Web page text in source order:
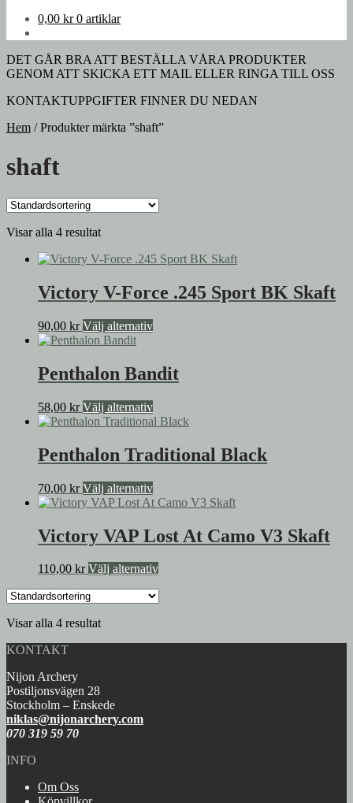
0,00 kr 0 artiklar
DET GÅR BRA ATT BESTÄLLA VÅRA PRODUKTER
GENOM ATT SKICKA ETT MAIL ELLER RINGA TILL OSS
KONTAKTUPPGIFTER FINNER DU NEDAN
Hem /Produkter märkta ”shaft”
shaft
Visar alla 4 resultat
Victory V-Force .245 Sport BK Skaft
90,00 kr Välj alternativDen
har
flera
De
olika
kan
väljas
på
produktsidan
Penthalon Bandit
58,00 kr Välj alternativDen
här
har
flera
De
olika
kan
väljas
på
produktsidan
Penthalon Traditional Black
70,00 kr Välj alternativDen
här
flera
De
olika
alternativen
på
Victory VAP Lost At Camo V3 Skaft
110,00 kr Välj alternativDen
Visar alla 4 resultat
KONTAKT
Nijon Archery
Postiljonsvägen 28
Stockholm – Enskede
niklas@nijonarchery.com
070 319 59 70
INFO
Om Oss